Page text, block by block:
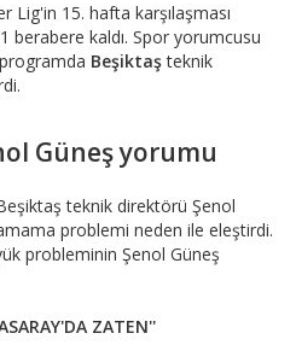
Lig'in 15. hafta karşılaşması
berabere kaldı. Spor yorumcusu
programda Beşiktaşteknik
Güneş yorumu
teknik direktörü Şenol
problemi neden ile eleştirdi.
probleminin Şenol Güneş
ZATEN''